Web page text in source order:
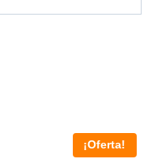
¡Oferta!